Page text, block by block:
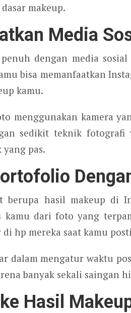
makeup.
Media
dengan media
bisa memanfaatkan
kamu.
menggunakan kamera
sedikit teknik fotografi
pas.
berupa hasil makeup di
kamu dari foto yang
hp mereka saat kamu
dalam mengatur waktu
banyak sekali saingan
Hasil